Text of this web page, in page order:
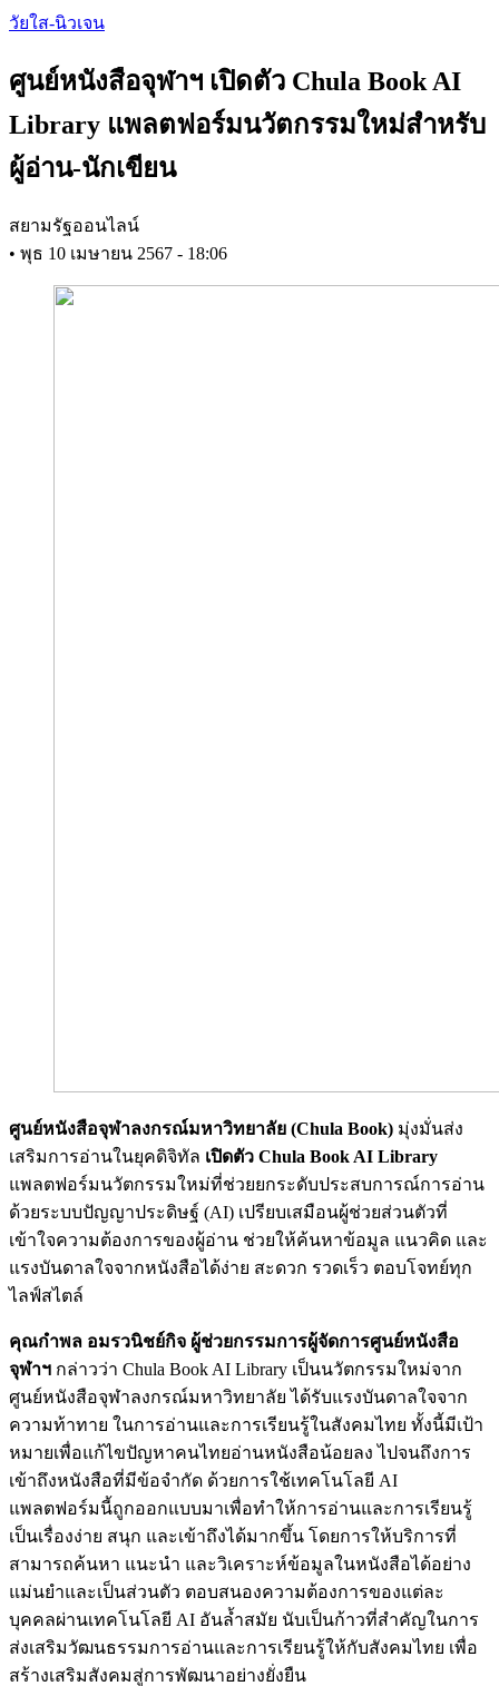
Skip
content
วัยใส-นิวเจน
ศูนย์หนังสือจุฬาฯ เปิดตัว Chula Book AI
Library แพลตฟอร์มนวัตกรรมใหม่สำหรับ
ผู้อ่าน-นักเขียน
สยามรัฐออนไลน์
• พุธ 10 เมษายน 2567 - 18:06
ศูนย์หนังสือจุฬาลงกรณ์มหาวิทยาลัย (Chula Book) มุ่งมั่นส่ง
เสริมการอ่านในยุคดิจิทัล เปิดตัว Chula Book AI Library
แพลตฟอร์มนวัตกรรมใหม่ที่ช่วยยกระดับประสบการณ์การอ่าน
ด้วยระบบปัญญาประดิษฐ์ (AI) เปรียบเสมือนผู้ช่วยส่วนตัวที่
เข้าใจความต้องการของผู้อ่าน ช่วยให้ค้นหาข้อมูล แนวคิด และ
แรงบันดาลใจจากหนังสือได้ง่าย สะดวก รวดเร็ว ตอบโจทย์ทุก
ไลฟ์สไตล์
คุณกำพล อมรวนิชย์กิจ ผู้ช่วยกรรมการผู้จัดการศูนย์หนังสือ
จุฬาฯ กล่าวว่า Chula Book AI Library เป็นนวัตกรรมใหม่จาก
ศูนย์หนังสือจุฬาลงกรณ์มหาวิทยาลัย ได้รับแรงบันดาลใจจาก
ความท้าทาย ในการอ่านและการเรียนรู้ในสังคมไทย ทั้งนี้มีเป้า
หมายเพื่อแก้ไขปัญหาคนไทยอ่านหนังสือน้อยลง ไปจนถึงการ
เข้าถึงหนังสือที่มีข้อจำกัด ด้วยการใช้เทคโนโลยี AI
แพลตฟอร์มนี้ถูกออกแบบมาเพื่อทำให้การอ่านและการเรียนรู้
เป็นเรื่องง่าย สนุก และเข้าถึงได้มากขึ้น โดยการให้บริการที่
สามารถค้นหา แนะนำ และวิเคราะห์ข้อมูลในหนังสือได้อย่าง
แม่นยำและเป็นส่วนตัว ตอบสนองความต้องการของแต่ละ
บุคคลผ่านเทคโนโลยี AI อันล้ำสมัย นับเป็นก้าวที่สำคัญในการ
ส่งเสริมวัฒนธรรมการอ่านและการเรียนรู้ให้กับสังคมไทย เพื่อ
สร้างเสริมสังคมสู่การพัฒนาอย่างยั่งยืน